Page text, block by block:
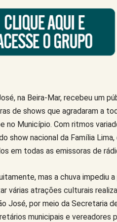
na Beira-Mar, recebeu um
de shows que agradaram a
no Município. Com ritmos
show nacional da Família
em todas as emissoras de
mas a chuva impediu
várias atrações culturais
José, por meio da Secretaria
municipais e vereadores